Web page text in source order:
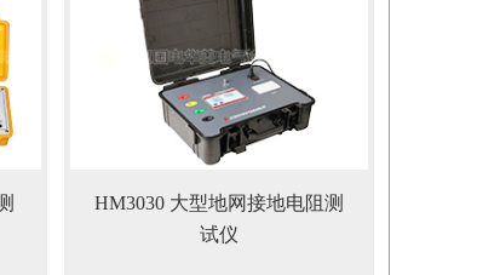
HM3030 大型地网接地电阻测
试仪